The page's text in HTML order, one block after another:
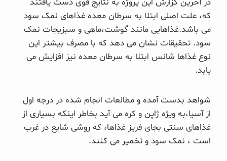
در آخرین گزارش این پروژه به نتایج قوی دست یافتند
که، علت اصلی ابتلا به سرطان معده غذاهای نمک سود
می باشد.غذاهایی مانند گوشت،ماهی و سبزیجات نمک
سود. تحقیقات نشان می دهد که با مصرف بیشتر این
نوع غذاها شانس ابتلا به سرطان معده نیز افزایش می
یابد.
شواهد بدست آمده و مطالعات انجام شده در درجه اول
از آسیا،به ویژه ژاپن و کره می آید بخاطر اینکه بسیاری از
غذاهای سنتی بجای فریز غذاها، که روشی شایع در غرب
است ، نمک سود و تخمیر می کنند.